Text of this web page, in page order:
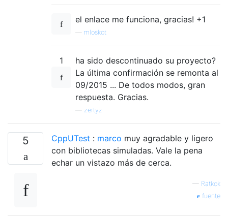
el enlace me funciona, gracias! +1
mloskot
1
ha sido descontinuado su proyecto?
La última confirmación se remonta al
09/2015 ... De todos modos, gran
respuesta. Gracias.
zertyz
5 CppUTest : marco muy agradable y ligero
con bibliotecas simuladas. Vale la pena
echar un vistazo más de cerca.
— Ratkok
fuente